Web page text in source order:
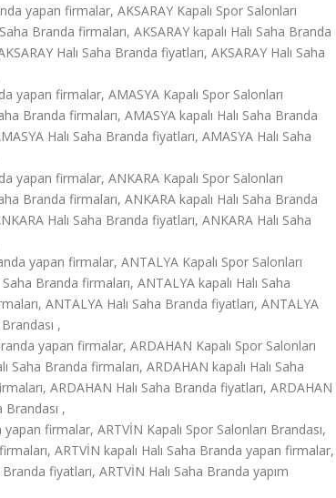
yapan firmalar, AKSARAY Kapalı Spor Salonları
Branda firmaları, AKSARAY kapalı Halı Saha Branda
Halı Saha Branda fiyatları, AKSARAY Halı Saha
yapan firmalar, AMASYA Kapalı Spor Salonları
Branda firmaları, AMASYA kapalı Halı Saha Branda
Halı Saha Branda fiyatları, AMASYA Halı Saha
yapan firmalar, ANKARA Kapalı Spor Salonları
Branda firmaları, ANKARA kapalı Halı Saha Branda
Halı Saha Branda fiyatları, ANKARA Halı Saha
yapan firmalar, ANTALYA Kapalı Spor Salonları
Branda firmaları, ANTALYA kapalı Halı Saha
ANTALYA Halı Saha Branda fiyatları, ANTALYA
,
yapan firmalar, ARDAHAN Kapalı Spor Salonları
Saha Branda firmaları, ARDAHAN kapalı Halı Saha
ARDAHAN Halı Saha Branda fiyatları, ARDAHAN
Brandası ,
firmalar, ARTVİN Kapalı Spor Salonları Brandası,
ARTVİN kapalı Halı Saha Branda yapan firmalar,
fiyatları, ARTVİN Halı Saha Branda yapım